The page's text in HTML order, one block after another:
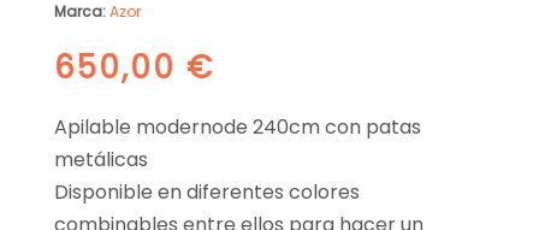
Marca:Azor
650,00 €
Apilable modernode 240cm con patas
metálicas
Disponible en diferentes colores